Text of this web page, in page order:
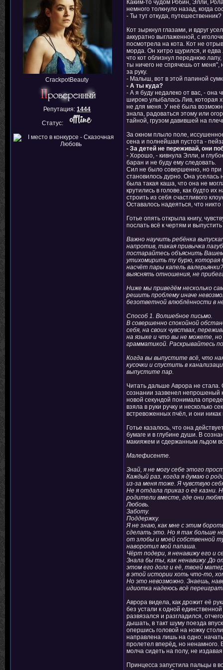
CrackpotBeauty
Репутация:1444
Статус:
Каким-то чудом Робин, Элли,
немного толкнуло назад, когда
- Ты тут откуда, путешественник?
Кот зыркнул глазами, и вдруг
аккуратно выглаженной, с
посмотрела на кота. Кот не
морда. Он хитро щурился, и едва
что кот облизнул переднюю
ты ничего не спрячешь от меня",
за руку.
- Малыш, вот в этой папиной
- А ты куда?
- А я буду недалеко от вас, - она
широко улыбалась Лив, которая
не для меня. У неё была
знала, радоваться этому или
тайной, грузом давившей на
За окном плыло поле,
сена и полнейшая пустота -
- За детей не переживай, они
- Хорошо, - кивнула Элли, и
баран и не буду ему следовать.
Сил не было совершенно, но при
становилось дурно. Она уселась
была такая каша, что она не
крутились в голове, как будто
строить из себя счастливого
Оставалось надеяться, что
Готье опять открыла книгу,
послать всё к чертям и
Важно научить ребёнка
напротив, такая привычка
постарайтесь объяснить
утихомирить ту бурю, которая
насчёт пары капель
выяснять отношения, не
Ниже мы приведём несколько
решить проблему иначе
безответной влюблённости в
Способ 1. Волшебное письмо.
В совершенно спокойной
себя, на своих чувствах,
на языке и что вы не можете,
грамматикой. Раскрывайтесь
Когда вы выпустите всё, что
кусочки и спустить в
выпустите пар.
Читать дальше Аврора не стала.
сознании зазвенел непрошеный
новой секундой понимала
взяла в руки ручку и несколько
встревоженных пчёл, и они никак
Готье казалось, что она
бумаге и в глубине души. В
макияжем и сдержанным льдом
Малефисенте.
Знай, я не могу себе этого
Каждый раз, когда я думаю о
из-за меня тоже. Я чувствую
Не я отдала приказ о её казни.
родители вместе, где они
Любовь.
Заботу.
Поддержку.
Я не знаю, как мне с этим
сделать это. Но я так больше
от злобы и моей собственной
наворотил мой папаша.
Чёрт подери, я ненавижу его и
Знала бы ты, как ненавижу. До
этом его долг и её, твоей
в этой истории хоть что-то,
Но это невозможно. Знаешь,
идиотка надеюсь всё
Аврора видела, как дрожит её
без устали к одной
развязался и разгладился,
дышать, в такт шуму поезда
опершись головой на ножку
направлена лишь на одно:
пролетел вперёд, но ненамного.
молча сидеть на полу, не
Принцесса запустила пальцы в